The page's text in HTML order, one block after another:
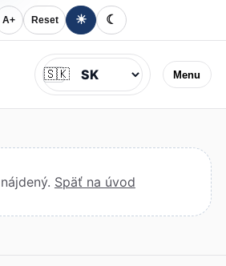
A+ Reset ☀ ☾
Menu
Jazyk
🇸🇰
Späť na úvod